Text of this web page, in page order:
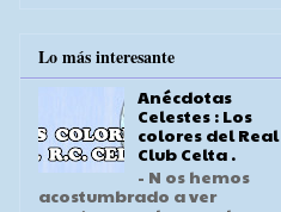
Lo más interesante
Anécdotas
Celestes : Los
colores del Real
Club Celta .
- N os hemos
acostumbrado a ver